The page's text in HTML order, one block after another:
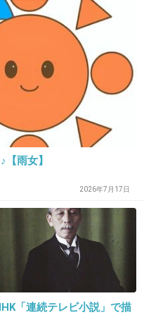
会いたい。
げられなかっ
+35
-3
雨女】
2026年7月17日
「連続テレビ小説」で描